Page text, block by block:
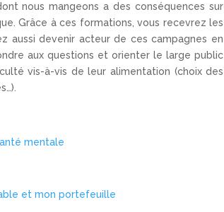
nous mangeons a des conséquences sur
Grâce à ces formations, vous recevrez les
aussi devenir acteur de ces campagnes en
aux questions et orienter le large public
vis-à-vis de leur alimentation (choix des
mentale
et mon portefeuille